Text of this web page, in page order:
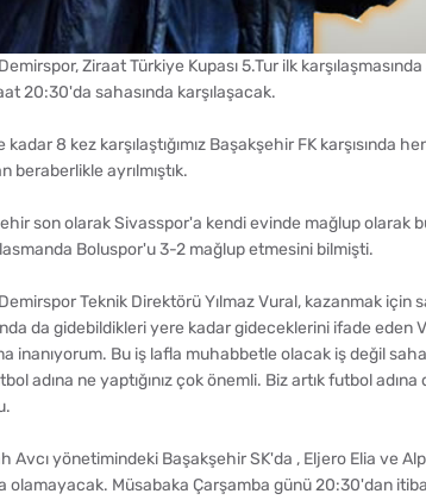
Ziraat Türkiye Kupası 5.Tur ilk
20:30'da sahasında karşılaşacak.
kadar 8 kez karşılaştığımız Başakşehir FK karşısında
beraberlikle ayrılmıştık.
son olarak Sivasspor'a kendi evinde mağlup olarak
Boluspor'u 3-2 mağlup etmesini bilmişti.
Teknik Direktörü Yılmaz Vural, kazanmak için
da gidebildikleri yere kadar gideceklerini ifade eden
inanıyorum. Bu iş lafla muhabbetle olacak iş değil
adına ne yaptığınız çok önemli. Biz artık futbol
Avcı yönetimindeki Başakşehir SK'da , Eljero Elia ve
olamayacak. Müsabaka Çarşamba günü 20:30'dan